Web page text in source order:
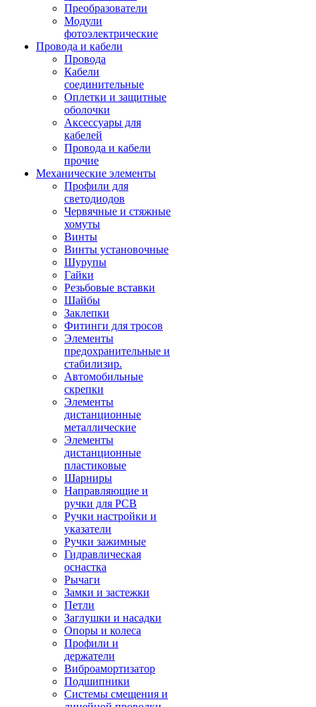
Преобразователи
Модули
фотоэлектрические
Провода и кабели
Провода
Кабели
соединительные
Оплетки и защитные
оболочки
Аксессуары для
кабелей
Провода и кабели
прочие
Механические элементы
Профили для
светодиодов
Червячные и стяжные
хомуты
Винты
Винты установочные
Шурупы
Гайки
Резьбовые вставки
Шайбы
Заклепки
Фитинги для тросов
Элементы
предохранительные и
стабилизир.
Автомобильные
скрепки
Элементы
дистанционные
металлические
Элементы
дистанционные
пластиковые
Шарниры
Направляющие и
ручки для PCB
Ручки настройки и
указатели
Ручки зажимные
Гидравлическая
оснастка
Рычаги
Замки и застежки
Петли
Заглушки и насадки
Опоры и колеса
Профили и
держатели
Виброамортизатор
Подшипники
Системы смещения и